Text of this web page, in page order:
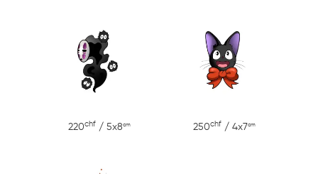
220chf / 5x8cm 250chf / 4x7cm